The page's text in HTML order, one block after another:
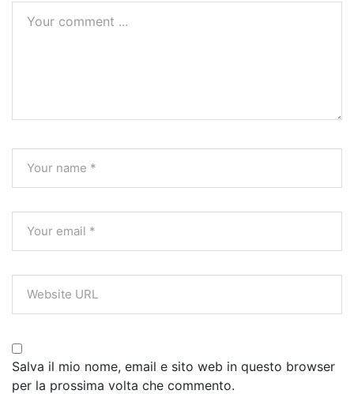
Salva il mio nome, email e sito web in questo browser
per la prossima volta che commento.